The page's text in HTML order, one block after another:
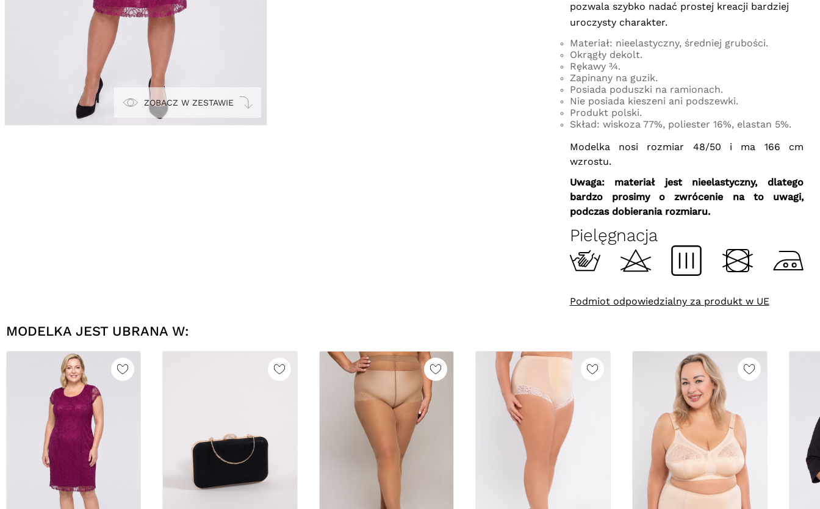
ZOBACZ W ZESTAWIE
pozwala szybko nadać prostej kreacji bardziej
uroczysty charakter.
Materiał: nieelastyczny, średniej grubości.
Okrągły dekolt.
Rękawy ¾.
Zapinany na guzik.
Posiada poduszki na ramionach.
Nie posiada kieszeni ani podszewki.
Produkt polski.
Skład: wiskoza 77%, poliester 16%, elastan 5%.
Modelka nosi rozmiar 48/50 i ma 166 cm
wzrostu.
Uwaga: materiał jest nieelastyczny, dlatego
bardzo prosimy o zwrócenie na to uwagi,
podczas dobierania rozmiaru.
Pielęgnacja
Podmiot odpowiedzialny za produkt w UE
MODELKA JEST UBRANA W: